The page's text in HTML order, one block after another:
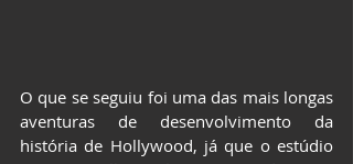
O que se seguiu foi uma das mais longas
aventuras de desenvolvimento da
história de Hollywood, já que o estúdio